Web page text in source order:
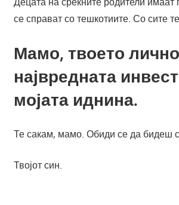
се справат со тешкотиите. Со сите
Мамо, твоето
највредната
мојата иднина.
Те сакам, мамо. Обиди се да бидеш
Твојот син.